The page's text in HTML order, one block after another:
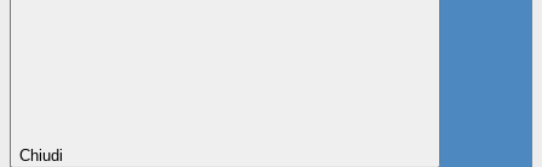
Chiudi